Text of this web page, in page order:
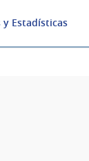
y Estadísticas